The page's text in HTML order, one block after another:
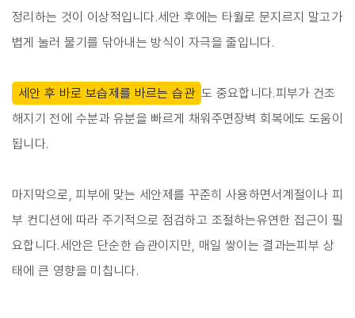
정리하는 것이 이상적입니다.세안 후에는 타월로 문지르지 말고가
볍게 눌러 물기를 닦아내는 방식이 자극을 줄입니다.
세안 후 바로 보습제를 바르는 습관 도 중요합니다.피부가 건조
해지기 전에 수분과 유분을 빠르게 채워주면장벽 회복에도 도움이
됩니다.
마지막으로, 피부에 맞는 세안제를 꾸준히 사용하면서계절이나 피
부 컨디션에 따라 주기적으로 점검하고 조절하는유연한 접근이 필
요합니다.세안은 단순한 습관이지만, 매일 쌓이는 결과는피부 상
태에 큰 영향을 미칩니다.